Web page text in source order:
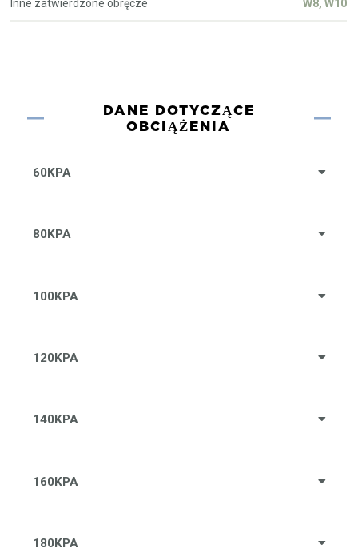
Inne zatwierdzone obręcze W8, W10
DANE DOTYCZĄCE
OBCIĄŻENIA
60KPA
80KPA
100KPA
120KPA
140KPA
160KPA
180KPA